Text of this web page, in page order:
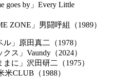
goes by」Every Little
ZONE」男闘呼組（1989）
」原田真二（1978）
ス」Vaundy（2024）
に」沢田研二（1975）
CLUB（1988）